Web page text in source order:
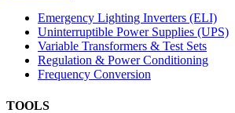
Emergency Lighting Inverters (ELI)
Uninterruptible Power Supplies (UPS)
Variable Transformers & Test Sets
Regulation & Power Conditioning
Frequency Conversion
TOOLS